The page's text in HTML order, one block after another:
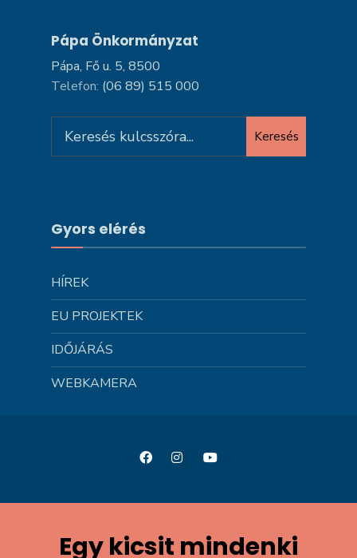
Pápa Önkormányzat
Pápa, Fő u. 5, 8500
Telefon: (06 89) 515 000
for:
Keresés
Gyors elérés
HÍREK
EU PROJEKTEK
IDŐJÁRÁS
WEBKAMERA
Egy kicsit mindenki